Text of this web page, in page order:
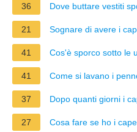
36 Dove buttare vestiti
21 Sognare di avere i
41 Cos'è sporco sotto le
41 Come si lavano i
37 Dopo quanti giorni i
27 Cosa fare se ho i